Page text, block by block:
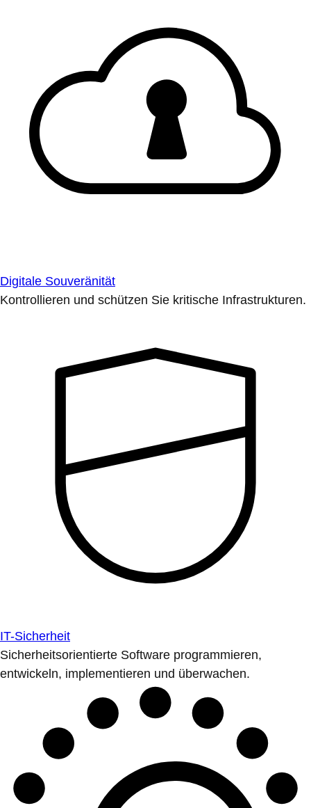
Digitale Souveränität
Kontrollieren und schützen Sie kritische Infrastrukturen.
IT-Sicherheit
Sicherheitsorientierte Software programmieren,
entwickeln, implementieren und überwachen.